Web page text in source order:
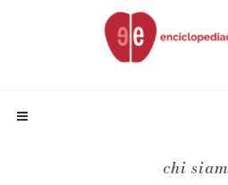
chi